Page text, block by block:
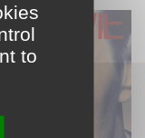
to